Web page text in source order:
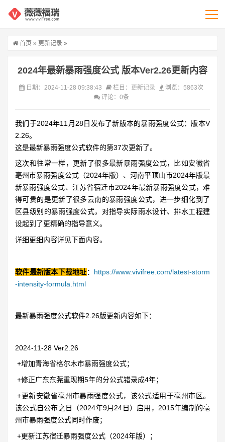
首页 » 更新记录 »
2024年最新暴雨强度公式 版本Ver2.26更新内容
日期：2024-11-28 09:38:43 栏目： 更新记录
浏览：5863次
评论：0条
我们于2024年11月28日发布了新版本的暴雨强度公式：版本V
2.26。
这是最新暴雨强度公式软件的第37次更新了。
这次和往常一样，更新了很多最新暴雨强度公式，比如安徽省
亳州市暴雨强度公式（2024年版）、河南平顶山市2024年版最
新暴雨强度公式、 江苏省宿迁市2024年最新暴雨强度公式，难
得可贵的是更新了很多云南的暴雨强度公式，进一步细化到了
区县级别的暴雨强度公式，对指导实际雨水设计、排水工程建
设起到了更精确的指导意义。
详细更细内容详见下面内容。
软件最新版本下载地址： https://www.vivifree.com/latest-storm
-intensity-formula.html
最新暴雨强度公式软件2.26版更新内容如下：
2024-11-28 Ver2.26
+增加青海省格尔木市暴雨强度公式；
+修正广东东莞重现期5年的分公式错录成4年；
+更新安徽省亳州市暴雨强度公式，该公式适用于亳州市区。
该公式自公布之日（2024年9月24日）启用，2015年编制的亳
州市暴雨强度公式同时作废；
+更新江苏宿迁暴雨强度公式（2024年版）；